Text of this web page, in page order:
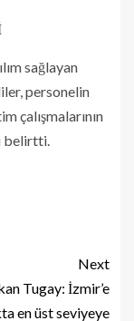
sağlayan
personelin
çalışmalarının
belirtti.
Next
Tugay: İzmir’e
en üst seviyeye